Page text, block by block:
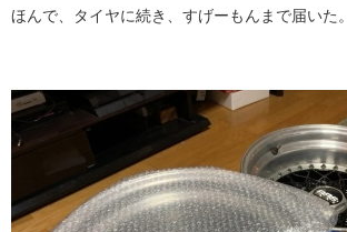
ほんで、タイヤに続き、すげーもんまで届いた。